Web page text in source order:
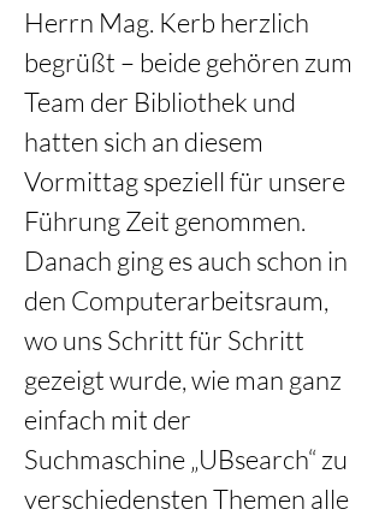
Herrn Mag. Kerb herzlich
begrüßt – beide gehören zum
Team der Bibliothek und
hatten sich an diesem
Vormittag speziell für unsere
Führung Zeit genommen.
Danach ging es auch schon in
den Computerarbeitsraum,
wo uns Schritt für Schritt
gezeigt wurde, wie man ganz
einfach mit der
Suchmaschine „UBsearch“ zu
verschiedensten Themen alle